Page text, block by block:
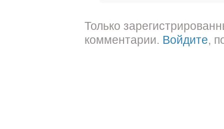
Только
комментарии. Войдите,